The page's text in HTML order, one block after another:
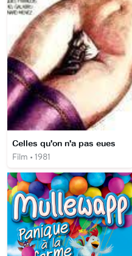
Celles qu'on n'a pas eues
Film • 1981